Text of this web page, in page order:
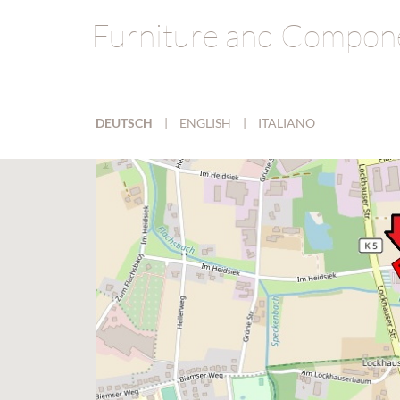
Furniture and
DEUTSCH | ENGLISH | ITALIANO